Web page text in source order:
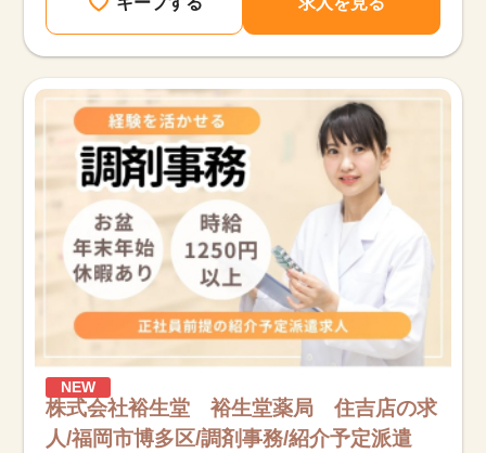
NEW
株式会社裕生堂 裕生堂薬局 住吉店の求
人/福岡市博多区/調剤事務/紹介予定派遣